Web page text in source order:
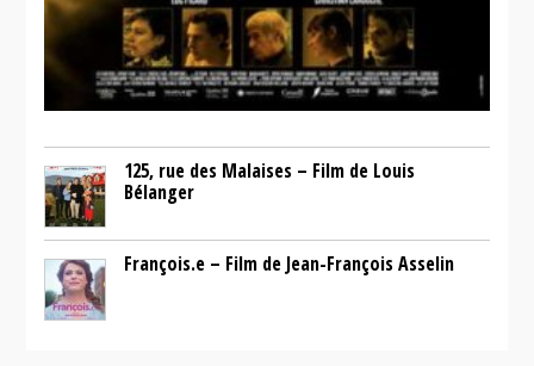
125, rue des Malaises – Film de Louis
Bélanger
François.e – Film de Jean-François Asselin